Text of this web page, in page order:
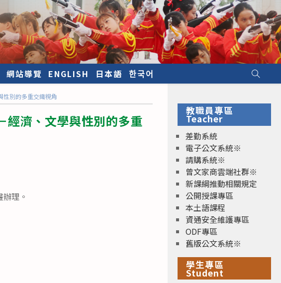
網站導覽 ENGLISH 日本語 한국어
性別的多重交織視角
經濟、文學與性別的多重
理。
教職員專區
Teacher
差勤系統
電子公文系統※
請購系統※
曾文家商雲端社群※
新課綱推動相關規定
公開授課專區
本土語課程
資通安全維護專區
ODF專區
舊版公文系統※
學生專區
Student